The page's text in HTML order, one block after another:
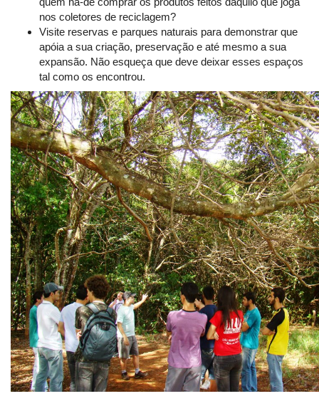
nos coletores de reciclagem?
Visite reservas e parques naturais para demonstrar que
apóia a sua criação, preservação e até mesmo a sua
expansão. Não esqueça que deve deixar esses espaços
tal como os encontrou.